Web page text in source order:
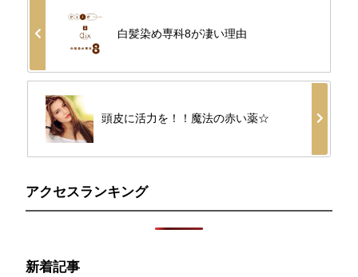
白髪染め専科8が凄い理由
頭皮に活力を！！魔法の赤い薬☆
アクセスランキング
新着記事